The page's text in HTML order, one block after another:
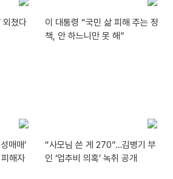
외쳤다
이 대통령 “국민 삶 피해 주는 정
책, 안 하느니만 못 해”
매매’
해자
“사모님 쓴 게 270”…김병기 부
인 ‘업추비 의혹’ 녹취 공개